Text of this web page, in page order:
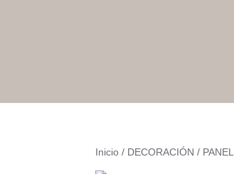
Inicio / DECORACIÓN /